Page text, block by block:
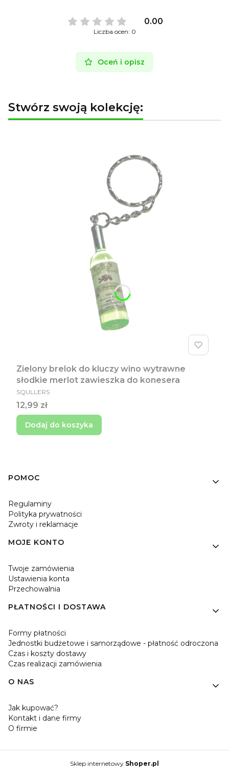
0.00
Liczba ocen: 0
Oceń i opisz
Stwórz swoją kolekcję:
Zielony brelok do kluczy wino wytrawne
słodkie merlot zawieszka do konesera
PRODUCENT
SQULLERS
Cena
12,99 zł
Dodaj do koszyka
Linki w stopce
POMOC
Regulaminy
Polityka prywatności
Zwroty i reklamacje
MOJE KONTO
Twoje zamówienia
Ustawienia konta
Przechowalnia
PŁATNOŚCI I DOSTAWA
Formy płatności
Jednostki budżetowe i samorządowe - płatność odroczona
Czas i koszty dostawy
Czas realizacji zamówienia
O NAS
Jak kupować?
Kontakt i dane firmy
O firmie
Sklep internetowy Shoper.pl